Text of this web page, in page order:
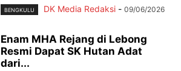
BENGKULU DK Media Redaksi - 09/06/2026
Enam MHA Rejang di Lebong
Resmi Dapat SK Hutan Adat
dari...